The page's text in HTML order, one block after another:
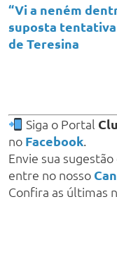
“Vi a neném
suposta
de Teresina
Siga o Portal
no Facebook.
Envie sua
entre no nosso
Confira as últimas